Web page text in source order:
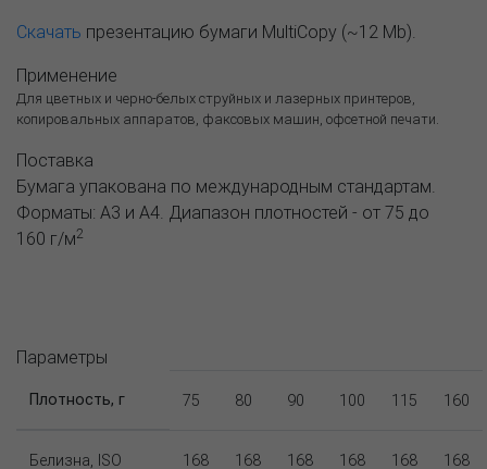
Скачать презентацию бумаги MultiCopy (~12 Mb).
Применение
Для цветных и черно-белых струйных и лазерных принтеров,
копировальных аппаратов, факсовых машин, офсетной печати.
Поставка
Бумага упакована по международным стандартам.
Форматы: А3 и А4. Диапазон плотностей - от 75 до
160 г/м2
Параметры
Плотность, г 75 80 90 100 115 160
Белизна, ISO 168 168 168 168 168 168